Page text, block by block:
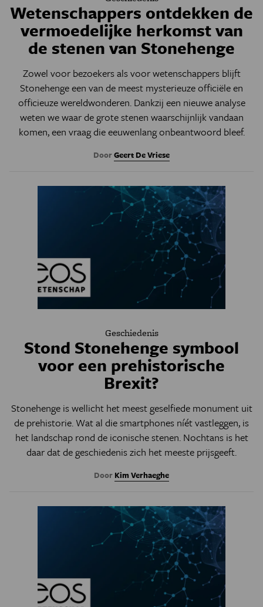
Wetenschappers ontdekken de
vermoedelijke herkomst van
de stenen van Stonehenge
Zowel voor bezoekers als voor wetenschappers blijft
Stonehenge een van de meest mysterieuze officiële en
officieuze wereldwonderen. Dankzij een nieuwe analyse
weten we waar de grote stenen waarschijnlijk vandaan
komen, een vraag die eeuwenlang onbeantwoord bleef.
DoorGeert De Vriese
Geschiedenis
Stond Stonehenge symbool
voor een prehistorische
Brexit?
Stonehenge is wellicht het meest geselfiede monument uit
de prehistorie. Wat al die smartphones níét vastleggen, is
het landschap rond de iconische stenen. Nochtans is het
daar dat de geschiedenis zich het meeste prijsgeeft.
Door Kim Verhaeghe